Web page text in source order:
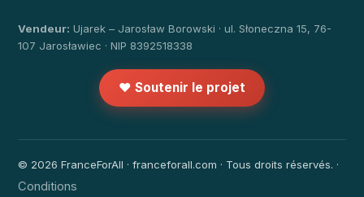
Vendeur: Ujarek – Jarosław Borowski · ul. Słoneczna 15, 76-
107 Jarosławiec · NIP 8392518338
❤️ Soutenir le projet
© 2026 FranceForAll · franceforall.com · Tous droits réservés. ·
Conditions